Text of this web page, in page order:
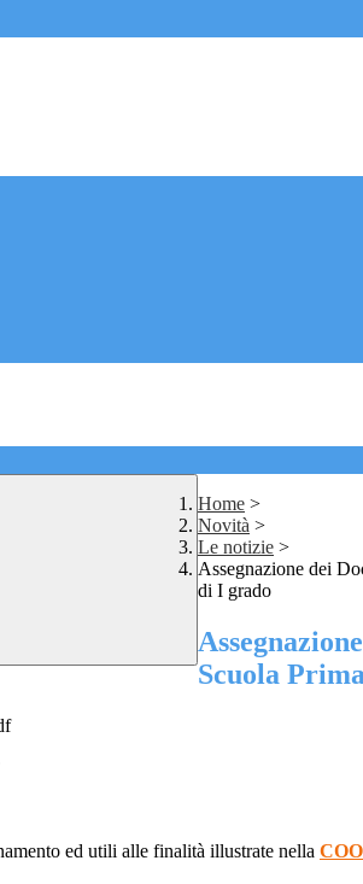
Home >
Novità >
Le notizie >
Assegnazione dei
di I grado
Scuola
ed utili alle finalità illustrate nella